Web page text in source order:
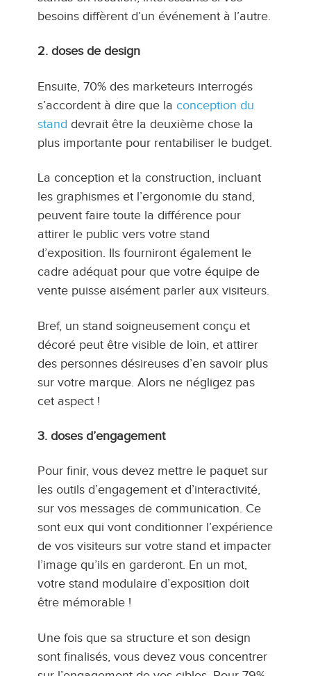
besoins diffèrent d’un événement à l’autre.
2. doses de design
Ensuite, 70% des marketeurs interrogés
s’accordent à dire que la conception du
stand devrait être la deuxième chose la
plus importante pour rentabiliser le budget.
La conception et la construction, incluant
les graphismes et l’ergonomie du stand,
peuvent faire toute la différence pour
attirer le public vers votre stand
d’exposition. Ils fourniront également le
cadre adéquat pour que votre équipe de
vente puisse aisément parler aux visiteurs.
Bref, un stand soigneusement conçu et
décoré peut être visible de loin, et attirer
des personnes désireuses d’en savoir plus
sur votre marque. Alors ne négligez pas
cet aspect !
3. doses d’engagement
Pour finir, vous devez mettre le paquet sur
les outils d’engagement et d’interactivité,
sur vos messages de communication. Ce
sont eux qui vont conditionner l’expérience
de vos visiteurs sur votre stand et impacter
l’image qu’ils en garderont. En un mot,
votre stand modulaire d’exposition doit
être mémorable !
Une fois que sa structure et son design
sont finalisés, vous devez vous concentrer